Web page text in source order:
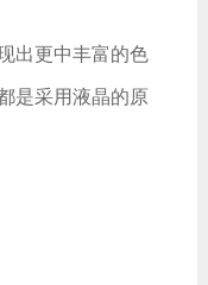
出更中丰富的色
是采用液晶的原